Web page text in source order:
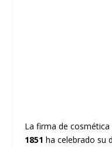
La firma de
1851ha celebrado su